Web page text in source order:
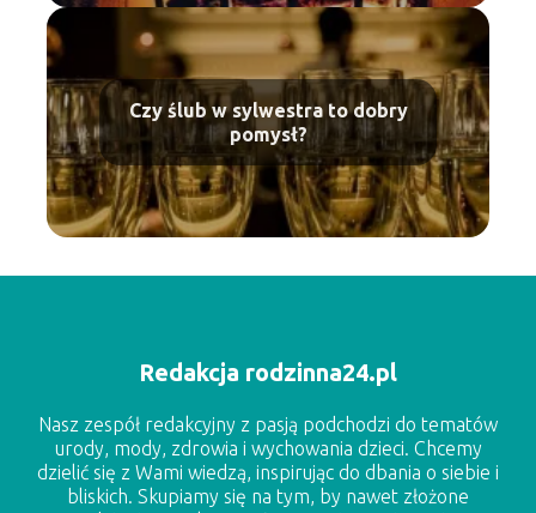
Czy ślub w sylwestra to dobry
pomysł?
Redakcja rodzinna24.pl
Nasz zespół redakcyjny z pasją podchodzi do tematów
urody, mody, zdrowia i wychowania dzieci. Chcemy
dzielić się z Wami wiedzą, inspirując do dbania o siebie i
bliskich. Skupiamy się na tym, by nawet złożone